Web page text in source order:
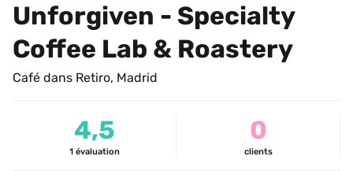
Unforgiven - Specialty
Coffee Lab & Roastery
Café dans Retiro, Madrid
4,5
1 évaluation
0
clients